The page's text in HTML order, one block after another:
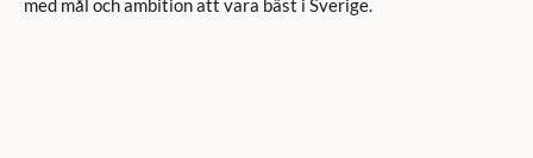
med mål och ambition att vara bäst i Sverige.